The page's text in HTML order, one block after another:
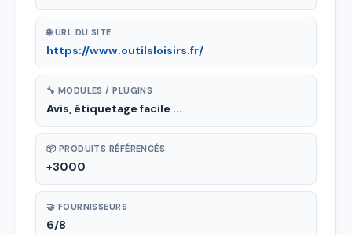
🌐 URL DU SITE
https://www.outilsloisirs.fr/
🔧 MODULES / PLUGINS
Avis, étiquetage facile ...
📦 PRODUITS RÉFÉRENCÉS
+3000
🤝 FOURNISSEURS
6/8